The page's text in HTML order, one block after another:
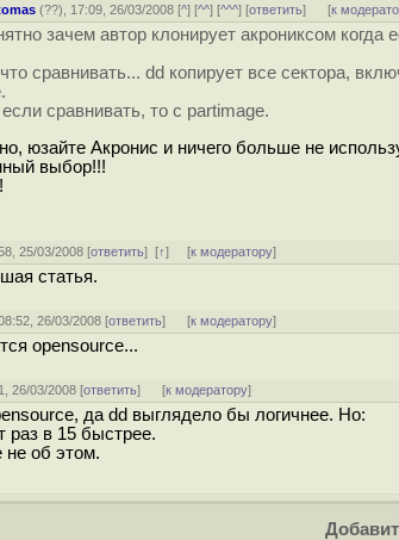
(??), 17:09, 26/03/2008 [^] [^^] [^^^] [ответить] [к
зачем автор клонирует акрониксом когда
сравнивать... dd копирует все сектора,
сравнивать, то с partimage.
юзайте Акронис и ничего больше не
выбор!!!
25/03/2008 [ответить][↑] [к модератору]
статья.
26/03/2008 [ответить] [к модератору]
opensource...
26/03/2008 [ответить] [к модератору]
да dd выглядело бы логичнее. Но:
раз в 15 быстрее.
не об этом.